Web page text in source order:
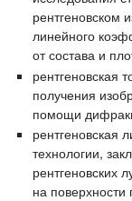
рентгеновском
линейного
от состава и
рентгеновская
получения
помощи
рентгеновская
технологии,
рентгеновских
на поверхности